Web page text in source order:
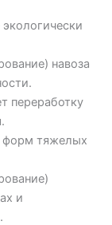
навоза
переработку
форм тяжелых
и